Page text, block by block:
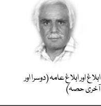
ابلاغ اور ابلاغِ عامہ (دوسرا اور
آخری حصہ)